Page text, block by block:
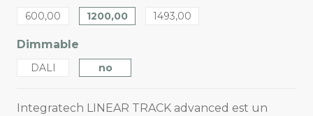
600,00 1200,00 1493,00
Dimmable
DALI no
Integratech LINEAR TRACK advanced est un